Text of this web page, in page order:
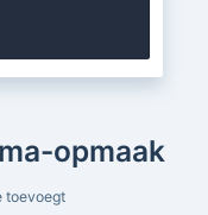
opmaak
toevoegt